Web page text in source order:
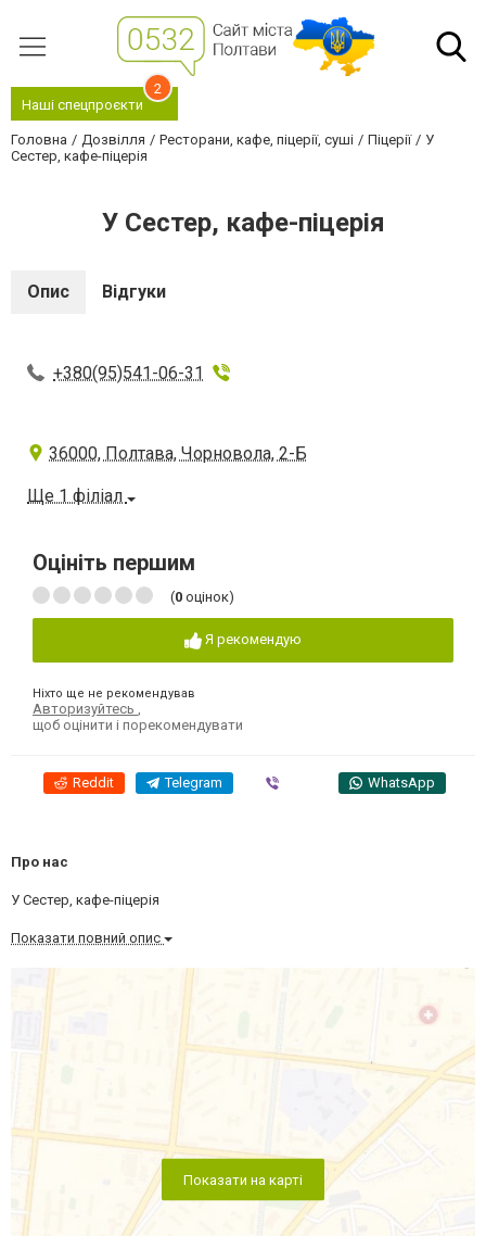
Наші спецпроєкти
2
Головна Дозвілля Ресторани, кафе, піцерії, суші Піцерії
У
Сестер, кафе-піцерія
У Сестер, кафе-піцерія
Опис Відгуки
+380(95)541-06-31
36000, Полтава, Чорновола, 2-Б
Ще 1 філіал
Оцініть першим
(0 оцінок)
Я рекомендую
Ніхто ще не рекомендував
Авторизуйтесь
щоб оцінити і порекомендувати
Reddit Telegram WhatsApp
Про нас
У Сестер, кафе-піцерія
Показати повний опис
Показати на карті